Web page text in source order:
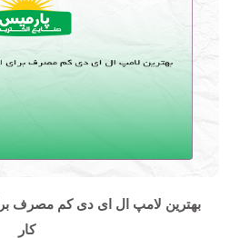
بهترین لامپ ال ای دی کم مصرف
کار